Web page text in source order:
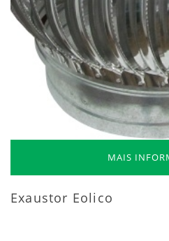
MAIS
Exaustor Eolico